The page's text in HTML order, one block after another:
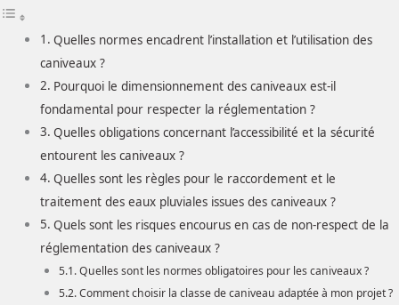
Quelles normes encadrent l’installation et l’utilisation des
caniveaux ?
Pourquoi le dimensionnement des caniveaux est-il
fondamental pour respecter la réglementation ?
Quelles obligations concernant l’accessibilité et la sécurité
entourent les caniveaux ?
Quelles sont les règles pour le raccordement et le
traitement des eaux pluviales issues des caniveaux ?
Quels sont les risques encourus en cas de non-respect de la
réglementation des caniveaux ?
Quelles sont les normes obligatoires pour les caniveaux ?
Comment choisir la classe de caniveau adaptée à mon projet ?